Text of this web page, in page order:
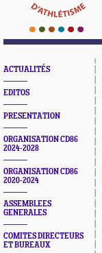
ACTUALITÉS
EDITOS
PRESENTATION
ORGANISATION CD86
2024-2028
ORGANISATION CD86
2020-2024
ASSEMBLEES
GENERALES
COMITES DIRECTEURS
ET BUREAUX